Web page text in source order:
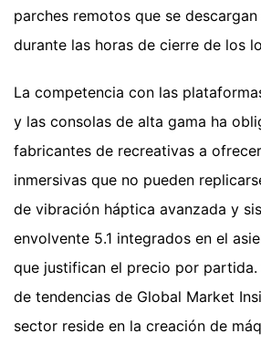
parches remotos que se
durante las horas de cierre de los
La competencia con las
y las consolas de alta gama ha
fabricantes de recreativas a
inmersivas que no pueden
de vibración háptica avanzada y
envolvente 5.1 integrados en el
que justifican el precio por partida.
de tendencias de Global Market
sector reside en la creación de